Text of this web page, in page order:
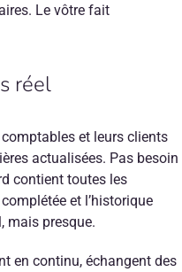
Le vôtre fait
réel
et leurs clients
actualisées. Pas besoin
contient toutes les
et l’historique
mais presque.
en continu, échangent des